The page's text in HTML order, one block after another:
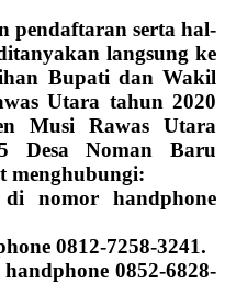
pendaftaran serta hal-
langsung ke
Bupati dan Wakil
Utara tahun 2020
Musi Rawas Utara
Desa Noman Baru
menghubungi:
nomor handphone
0812-7258-3241.
0852-6828-